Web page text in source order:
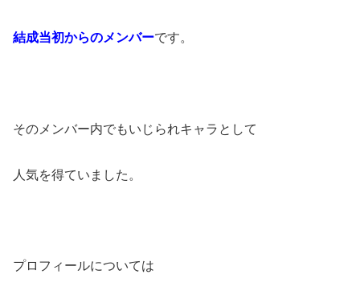
結成当初からのメンバーです。
そのメンバー内でもいじられキャラとして
人気を得ていました。
プロフィールについては